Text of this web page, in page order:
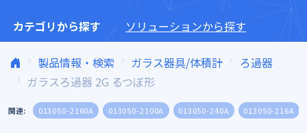
カテゴリから探す ソリューションから探す
製品情報・検索 ガラス器具/体積計
ろ過器
ガラスろ過器 2G るつぼ形
関連: 013050-2160A 013050-2100A 013050-240A 013050-216A